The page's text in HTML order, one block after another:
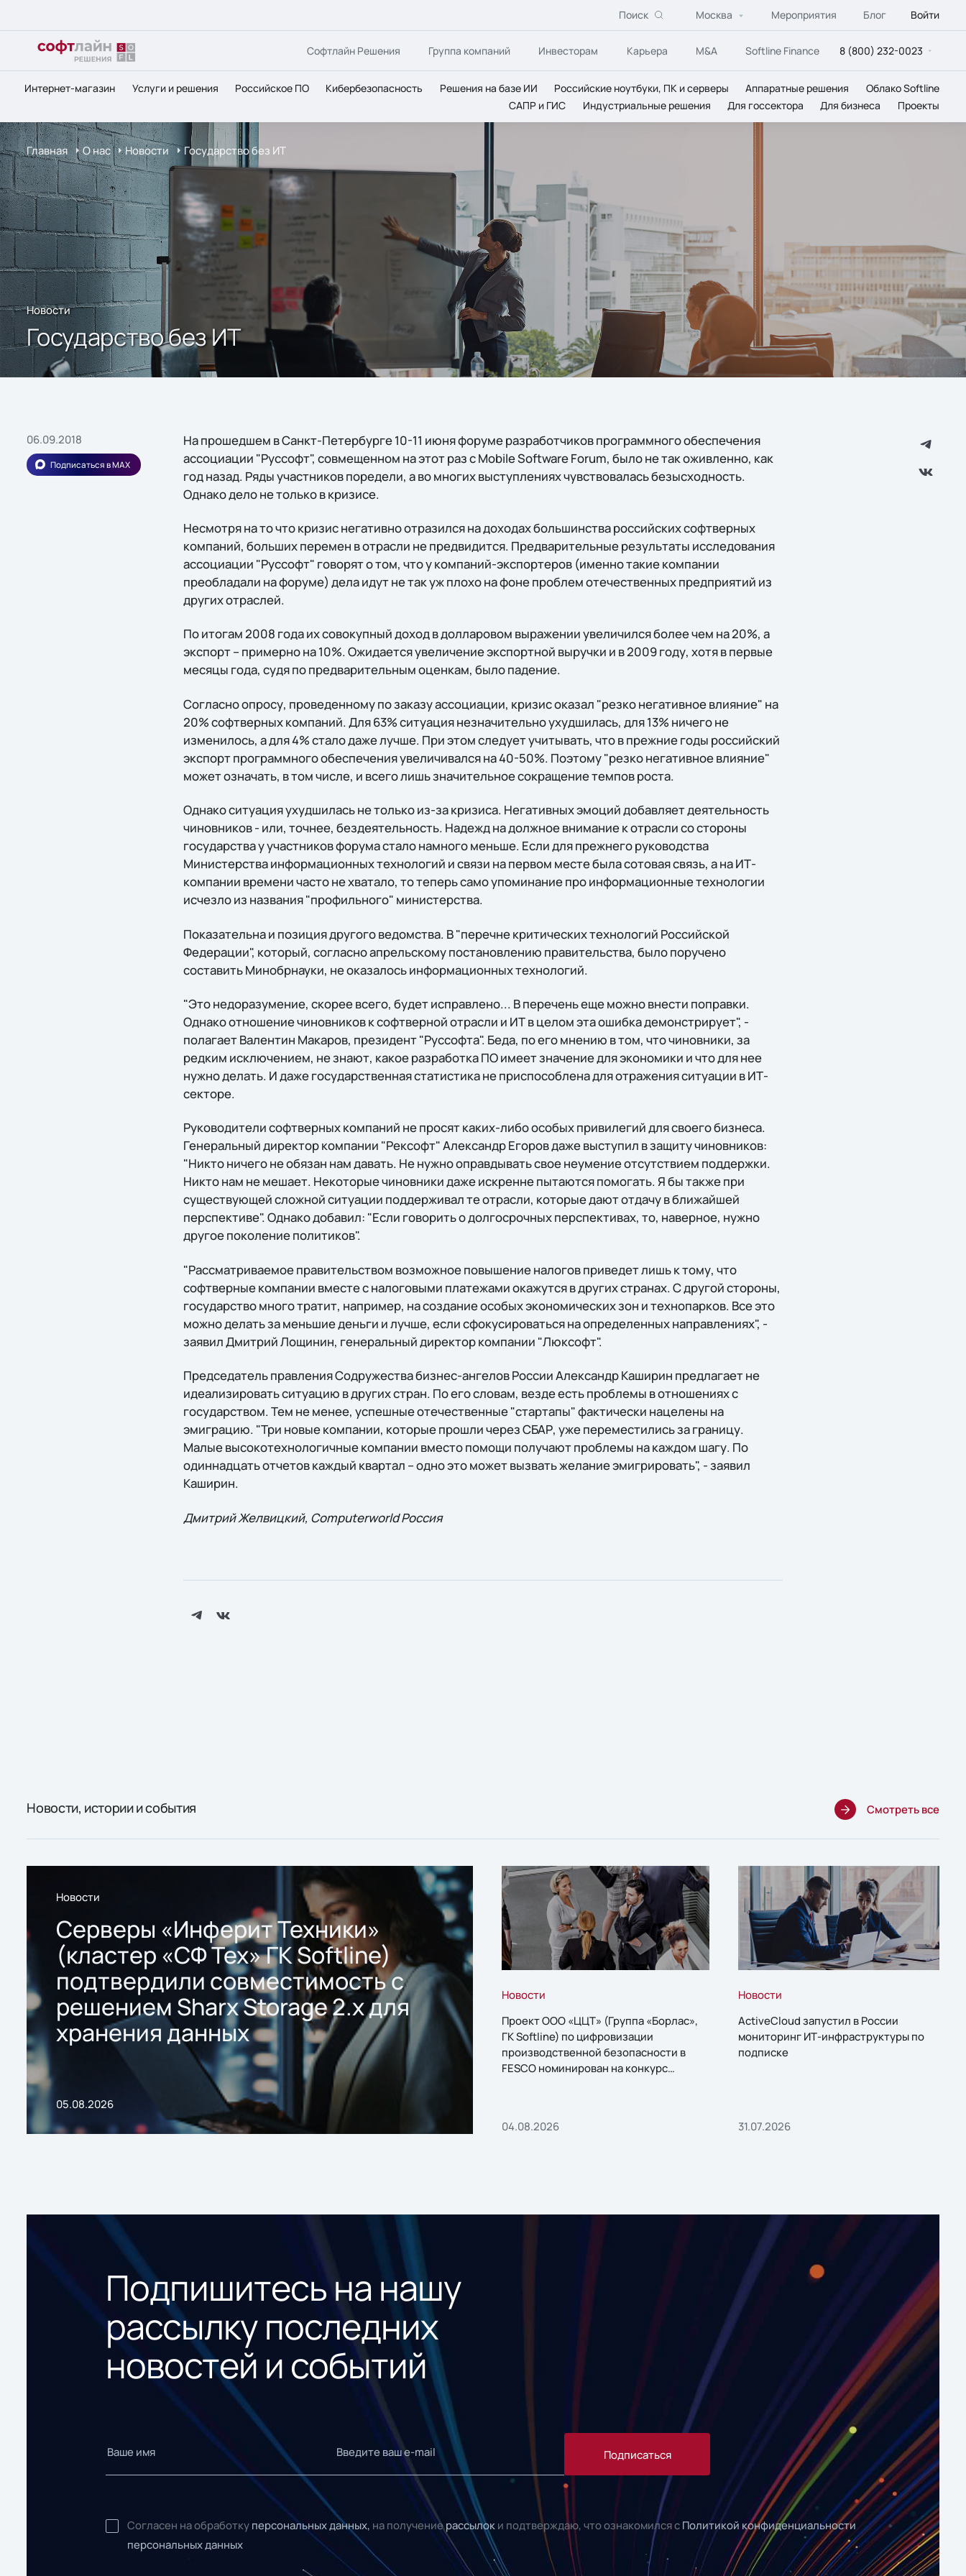
Поиск Москва Мероприятия Блог Войти
Софтлайн Решения Группа компаний Инвесторам Карьера M&A Softline Finance 8 (800) 232-0023
Интернет-магазин Услуги и решения Российское ПО Кибербезопасность Решения на базе ИИ Российские ноутбуки, ПК и серверы Аппаратные решения
Облако Softline
САПР и ГИС
Индустриальные решения Для госсектора Для бизнеса Проекты
Главная О нас Новости Государство без ИТ
Новости
Государство без ИТ
06.09.2018
Подписаться в MAX
На прошедшем в Санкт-Петербурге 10-11 июня форуме разработчиков программного обеспечения
ассоциации "Руссофт", совмещенном на этот раз с Mobile Software Forum, было не так оживленно, как
год назад. Ряды участников поредели, а во многих выступлениях чувствовалась безысходность.
Однако дело не только в кризисе.
Несмотря на то что кризис негативно отразился на доходах большинства российских софтверных
компаний, больших перемен в отрасли не предвидится. Предварительные результаты исследования
ассоциации "Руссофт" говорят о том, что у компаний-экспортеров (именно такие компании
преобладали на форуме) дела идут не так уж плохо на фоне проблем отечественных предприятий из
других отраслей.
По итогам 2008 года их совокупный доход в долларовом выражении увеличился более чем на 20%, а
экспорт – примерно на 10%. Ожидается увеличение экспортной выручки и в 2009 году, хотя в первые
месяцы года, судя по предварительным оценкам, было падение.
Согласно опросу, проведенному по заказу ассоциации, кризис оказал "резко негативное влияние" на
20% софтверных компаний. Для 63% ситуация незначительно ухудшилась, для 13% ничего не
изменилось, а для 4% стало даже лучше. При этом следует учитывать, что в прежние годы российский
экспорт программного обеспечения увеличивался на 40-50%. Поэтому "резко негативное влияние"
может означать, в том числе, и всего лишь значительное сокращение темпов роста.
Однако ситуация ухудшилась не только из-за кризиса. Негативных эмоций добавляет деятельность
чиновников - или, точнее, бездеятельность. Надежд на должное внимание к отрасли со стороны
государства у участников форума стало намного меньше. Если для прежнего руководства
Министерства информационных технологий и связи на первом месте была сотовая связь, а на ИТ-
компании времени часто не хватало, то теперь само упоминание про информационные технологии
исчезло из названия "профильного" министерства.
Показательна и позиция другого ведомства. В "перечне критических технологий Российской
Федерации", который, согласно апрельскому постановлению правительства, было поручено
составить Минобрнауки, не оказалось информационных технологий.
"Это недоразумение, скорее всего, будет исправлено... В перечень еще можно внести поправки.
Однако отношение чиновников к софтверной отрасли и ИТ в целом эта ошибка демонстрирует", -
полагает Валентин Макаров, президент "Руссофта". Беда, по его мнению в том, что чиновники, за
редким исключением, не знают, какое разработка ПО имеет значение для экономики и что для нее
нужно делать. И даже государственная статистика не приспособлена для отражения ситуации в ИТ-
секторе.
Руководители софтверных компаний не просят каких-либо особых привилегий для своего бизнеса.
Генеральный директор компании "Рексофт" Александр Егоров даже выступил в защиту чиновников:
"Никто ничего не обязан нам давать. Не нужно оправдывать свое неумение отсутствием поддержки.
Никто нам не мешает. Некоторые чиновники даже искренне пытаются помогать. Я бы также при
существующей сложной ситуации поддерживал те отрасли, которые дают отдачу в ближайшей
перспективе". Однако добавил: "Если говорить о долгосрочных перспективах, то, наверное, нужно
другое поколение политиков".
"Рассматриваемое правительством возможное повышение налогов приведет лишь к тому, что
софтверные компании вместе с налоговыми платежами окажутся в других странах. С другой стороны,
государство много тратит, например, на создание особых экономических зон и технопарков. Все это
можно делать за меньшие деньги и лучше, если сфокусироваться на определенных направлениях", -
заявил Дмитрий Лощинин, генеральный директор компании "Люксофт".
Председатель правления Содружества бизнес-ангелов России Александр Каширин предлагает не
идеализировать ситуацию в других стран. По его словам, везде есть проблемы в отношениях с
государством. Тем не менее, успешные отечественные "стартапы" фактически нацелены на
эмиграцию. "Три новые компании, которые прошли через СБАР, уже переместились за границу.
Малые высокотехнологичные компании вместо помощи получают проблемы на каждом шагу. По
одиннадцать отчетов каждый квартал – одно это может вызвать желание эмигрировать", - заявил
Каширин.
Дмитрий Желвицкий, Computerworld Россия
Новости, истории и события Смотреть все
Новости
Серверы «Инферит Техники»
(кластер «СФ Тех» ГК Softline)
подтвердили совместимость с
решением Sharx Storage 2.x для
хранения данных
05.08.2026
Новости
Проект ООО «ЦЦТ» (Группа «Борлас»,
ГК Softline) по цифровизации
производственной безопасности в
FESCO номинирован на конкурс
04.08.2026
Новости
ActiveCloud запустил в России
мониторинг ИТ-инфраструктуры по
подписке
31.07.2026
Подпишитесь на нашу
рассылку последних
новостей и событий
Подписаться
Согласен на обработку персональных данных, на получениерассылок и подтверждаю, что ознакомился с Политикой конфиденциальности
персональных данных